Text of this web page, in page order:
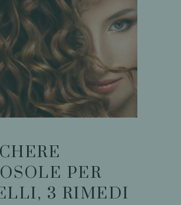
PER
3 RIMEDI